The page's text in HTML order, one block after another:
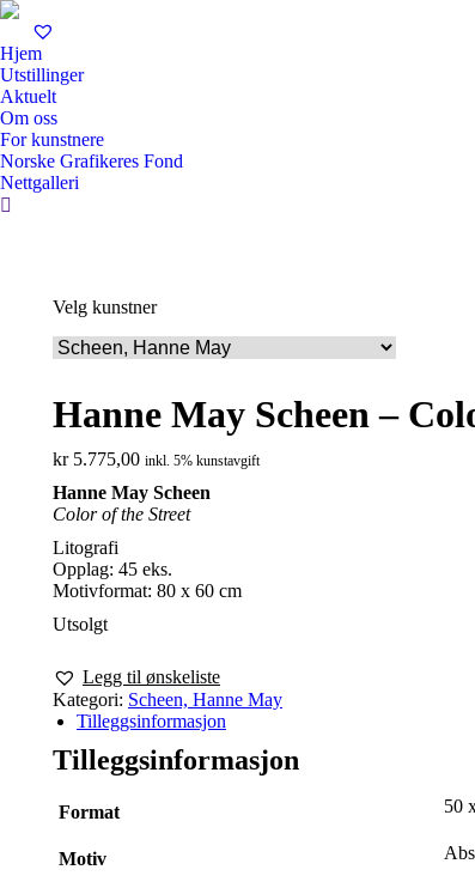
Hjem
Utstillinger
Aktuelt
Om oss
For kunstnere
Norske Grafikeres Fond
Nettgalleri
Search:
Velg kunstner
Hanne May Scheen –
kr5.775,00 inkl. 5% kunstavgift
Hanne May Scheen
Color of the Street
Litografi
Opplag: 45 eks.
Motivformat: 80 x 60 cm
Utsolgt
Legg til ønskeliste
Kategori: Scheen, Hanne May
Tilleggsinformasjon
Tilleggsinformasjon
Format 50
Motiv